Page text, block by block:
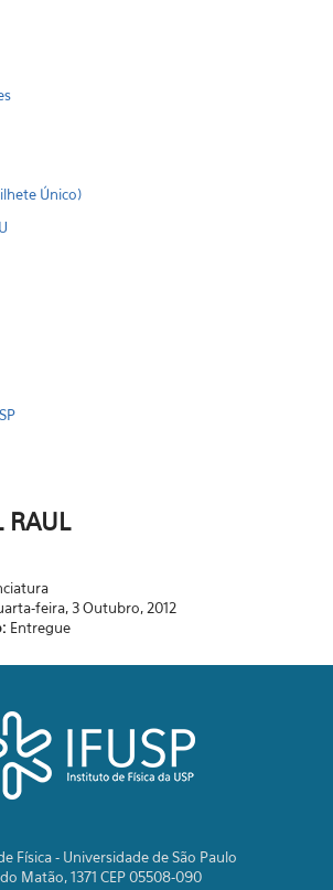
Único)
RAUL
feira, 3 Outubro, 2012
Entregue
Física - Universidade de São Paulo
Matão, 1371 CEP 05508-090